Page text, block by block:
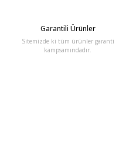
Garantili Ürünler
Sitemizde ki tüm ürünler garanti
kampsamındadır.